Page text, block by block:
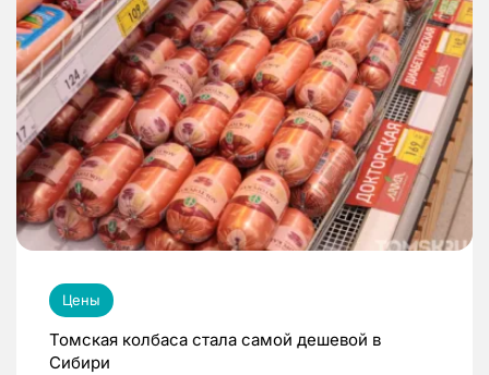
Цены
Томская колбаса стала самой дешевой в
Сибири